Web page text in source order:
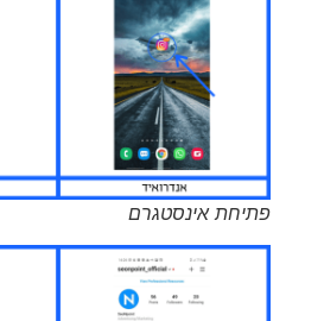
פתיחת אינסטגרם